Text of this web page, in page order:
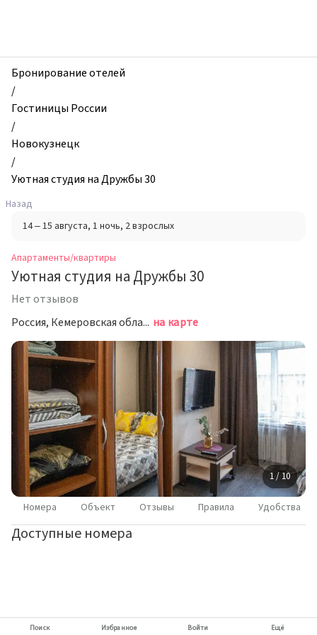
и
квартиры,
Уютная
студия
на
Дружбы
30,
Новокузнецк,
Россия
Бронирование отелей
/
Гостиницы России
/
Новокузнецк
/
Уютная студия на Дружбы 30
Назад
14 – 15 августа, 1 ночь, 2 взрослых
Апартаменты/квартиры
Уютная студия на Дружбы 30
Нет отзывов
Россия, Кемеровская область — Кузбасс, Новокузнецк, проспект Дружбы, 30 на карте
1 / 10
Номера Объект Отзывы Правила Удобства
Доступные номера
Поиск Избранное Войти Ещё